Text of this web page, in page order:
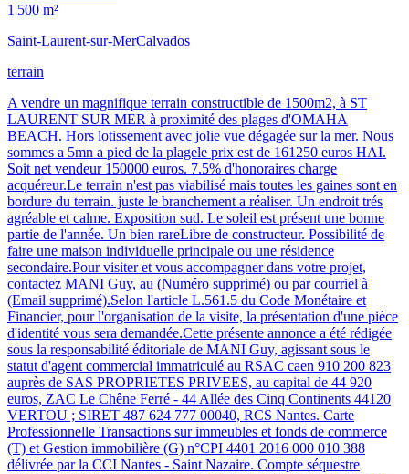
1 500 m²
Saint-Laurent-sur-MerCalvados
terrain
A vendre un magnifique terrain constructible de 1500m2, à ST
LAURENT SUR MER à proximité des plages d'OMAHA
BEACH. Hors lotissement avec jolie vue dégagée sur la mer. Nous
sommes a 5mn a pied de la plagele prix est de 161250 euros HAI.
Soit net vendeur 150000 euros. 7.5% d'honoraires charge
acquéreur.Le terrain n'est pas viabilisé mais toutes les gaines sont en
bordure du terrain. juste le branchement a réaliser. Un endroit trés
agréable et calme. Exposition sud. Le soleil est présent une bonne
partie de l'année. Un bien rareLibre de constructeur. Possibilité de
faire une maison individuelle principale ou une résidence
secondaire.Pour visiter et vous accompagner dans votre projet,
contactez MANI Guy, au (Numéro supprimé) ou par courriel à
(Email supprimé).Selon l'article L.561.5 du Code Monétaire et
Financier, pour l'organisation de la visite, la présentation d'une pièce
d'identité vous sera demandée.Cette présente annonce a été rédigée
sous la responsabilité éditoriale de MANI Guy, agissant sous le
statut d'agent commercial immatriculé au RSAC caen 910 200 823
auprès de SAS PROPRIETES PRIVEES, au capital de 44 920
euros, ZAC Le Chêne Ferré - 44 Allée des Cinq Continents 44120
VERTOU ; SIRET 487 624 777 00040, RCS Nantes. Carte
Professionnelle Transactions sur immeubles et fonds de commerce
(T) et Gestion immobilière (G) n°CPI 4401 2016 000 010 388
délivrée par la CCI Nantes - Saint Nazaire. Compte séquestre